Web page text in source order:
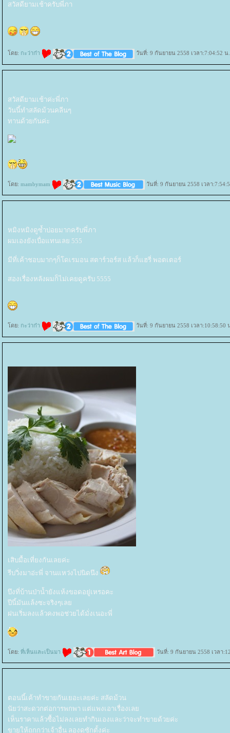
สวัสดียามเช้าครับพี่ภา
ดย: กะว่าก๋า วันที่: 9 กันยายน 2558 เวลา:7:04:52 น.
สวัสดียามเช้าค่ะพี่ภา
วันนี้ทำสลัดม้วนคลีนๆ
ทานด้วยกันค่ะ
ดย: mambymam วันที่: 9 กันยายน 2558 เวลา
หมิงหมิงดูซ้ำบ่อยมากครับพี่ภา
ผมเองยังเบื่อแทนเลย 555
มีที่เค้าชอบมากๆก็โดเรมอน สตาร์วอร์ส แล้วก็แฮรี่ พอตเตอร์
สองเรื่องหลังผมก็ไม่เคยดูครับ 5555
ดย: กะว่าก๋า วันที่: 9 กันยายน 2558 เวลา:10:58:50
เสิบมื้อเที่ยงกันเลยค่ะ
รีบวิ่งมาอ่ะพี่ จานแหว่งไปนิดนึง
บึงที่บ้านป่าน้ำยังแห้งขอดอยู่เหรอคะ
ปีนี้มันแล้งซะจริงๆเล
ฝนเริ่มลงแล้วคงพอช่วยได้มั่งเนอะพี่
ดย: ที่เห็นและเป็นมา วันที่: 9 กันยายน 2558 เวลา
ตอนนี้เค้าทำขายกันเยอะเลยค่ะ สลัดม้วน
นัยว่าสะดวกต่อการพกพา แต่แพงเอาเรื่องเล
เห็นราคาแล้วซื้อไม่ลงเลยทำกินเองและว่าจะทำขายด้วยค่ะ
ขายให้ถูกกว่าเจ้าอื่น ลองดูซักตั้งค่ะ